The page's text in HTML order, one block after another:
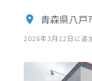
青森県八戸
2026年3月12日に追